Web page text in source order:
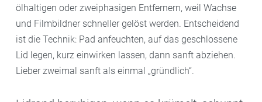
ölhaltigen oder zweiphasigen Entfernern, weil Wachse
und Filmbildner schneller gelöst werden. Entscheidend
ist die Technik: Pad anfeuchten, auf das geschlossene
Lid legen, kurz einwirken lassen, dann sanft abziehen.
Lieber zweimal sanft als einmal „gründlich“.